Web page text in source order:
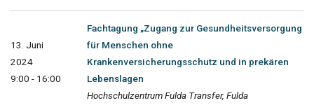
13. Juni
2024
9:00 - 16:00
Fachtagung „Zugang zur Gesundheitsversorgung
für Menschen ohne
Krankenversicherungsschutz und in prekären
Lebenslagen
Hochschulzentrum Fulda Transfer, Fulda